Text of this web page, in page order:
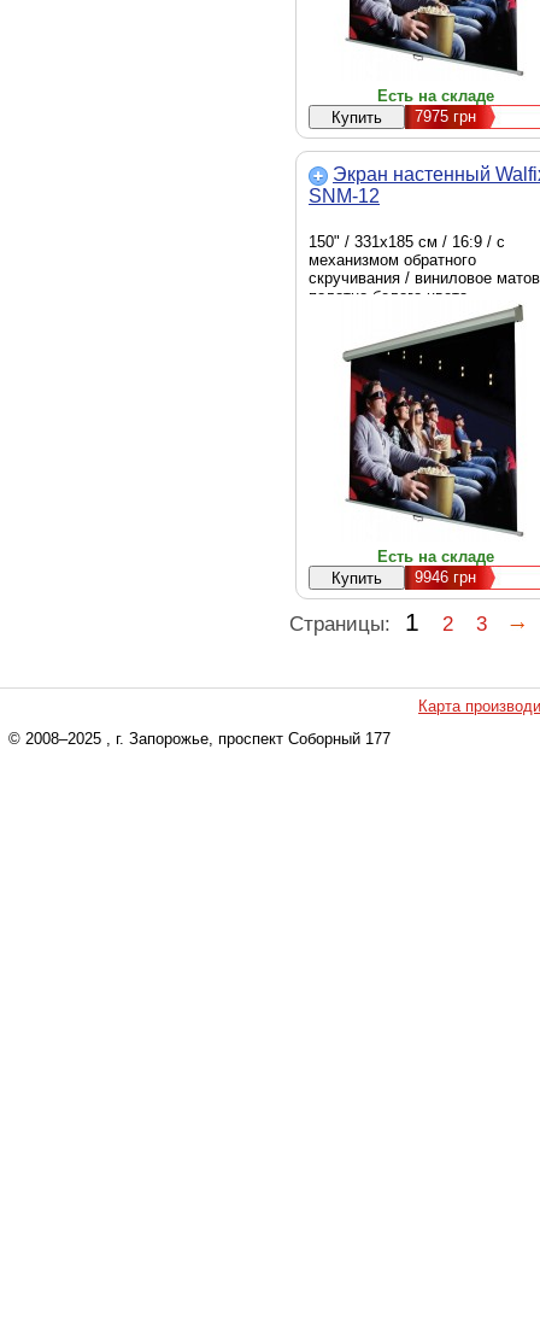
Есть на складе
7975 грн
Экран настенный
SNM-12
150" / 331х185 см / 16:9 / с
механизмом обратного
скручивания / виниловое
полотно белого цвета
Есть на складе
9946 грн
Страницы: 1 2 3
Карта
© 2008–2025 , г. Запорожье, проспект Соборный 177